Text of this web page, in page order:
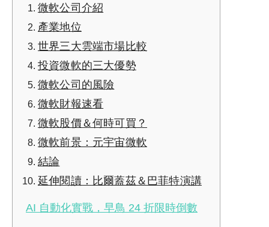
微軟公司介紹
產業地位
世界三大雲端市場比較
投資微軟的三大優勢
微軟公司的風險
微軟財報速看
微軟股價＆何時可買？
微軟前景：元宇宙微軟
結論
延伸閱讀：比爾蓋茲＆巴菲特演講
AI 自動化實戰，早鳥 24 折限時倒數